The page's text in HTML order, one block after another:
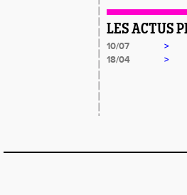
LES ACTUS
10/07 >
18/04
>